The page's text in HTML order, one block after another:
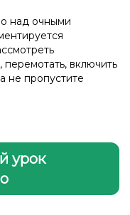
над очными
перемотать, включить
не пропустите
урок